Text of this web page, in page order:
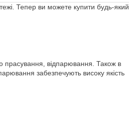
Тепер ви можете купити будь-який
прасування, відпарювання. Також в
забезпечують високу якість